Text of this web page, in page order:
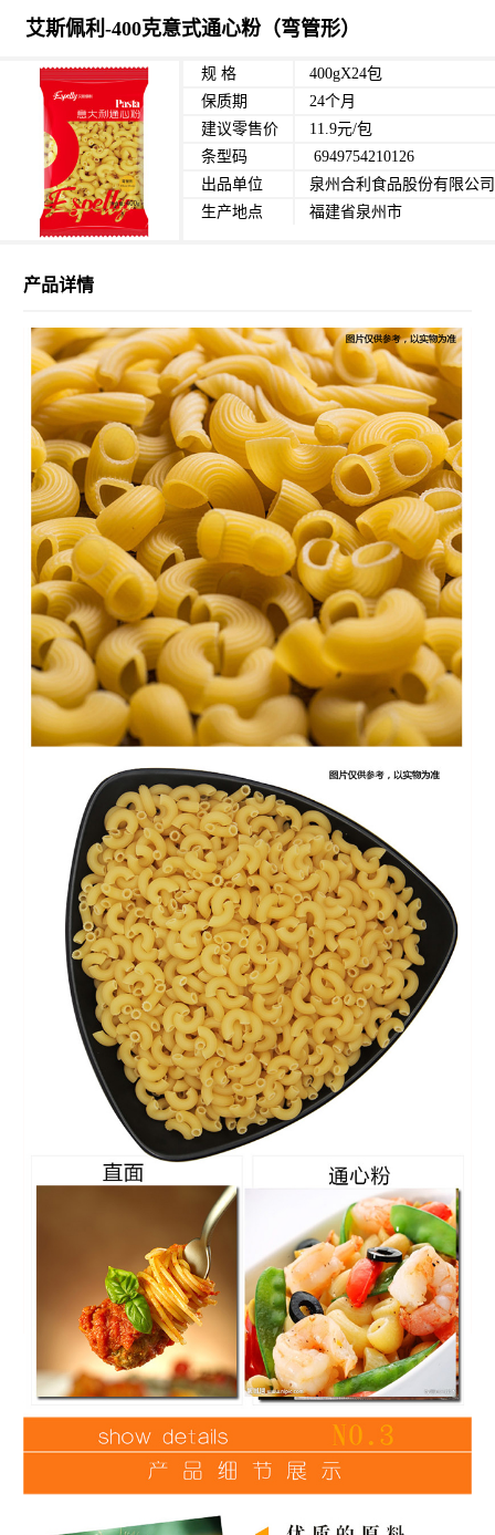
艾斯佩利-400克意式通心粉（弯管形）
规 格
400gX24包
保质期
24个月
建议零售价
11.9元/包
条型码
6949754210126
出品单位
泉州合利食品股份有限公司
生产地点
福建省泉州市
产品详情